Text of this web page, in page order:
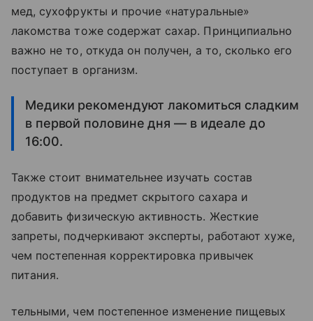
мед, сухофрукты и прочие «натуральные»
лакомства тоже содержат сахар. Принципиально
важно не то, откуда он получен, а то, сколько его
поступает в организм.
Медики рекомендуют лакомиться сладким
в первой половине дня — в идеале до
16:00.
Также стоит внимательнее изучать состав
продуктов на предмет скрытого сахара и
добавить физическую активность. Жесткие
запреты, подчеркивают эксперты, работают хуже,
чем постепенная корректировка привычек
питания.
тельными, чем постепенное изменение пищевых